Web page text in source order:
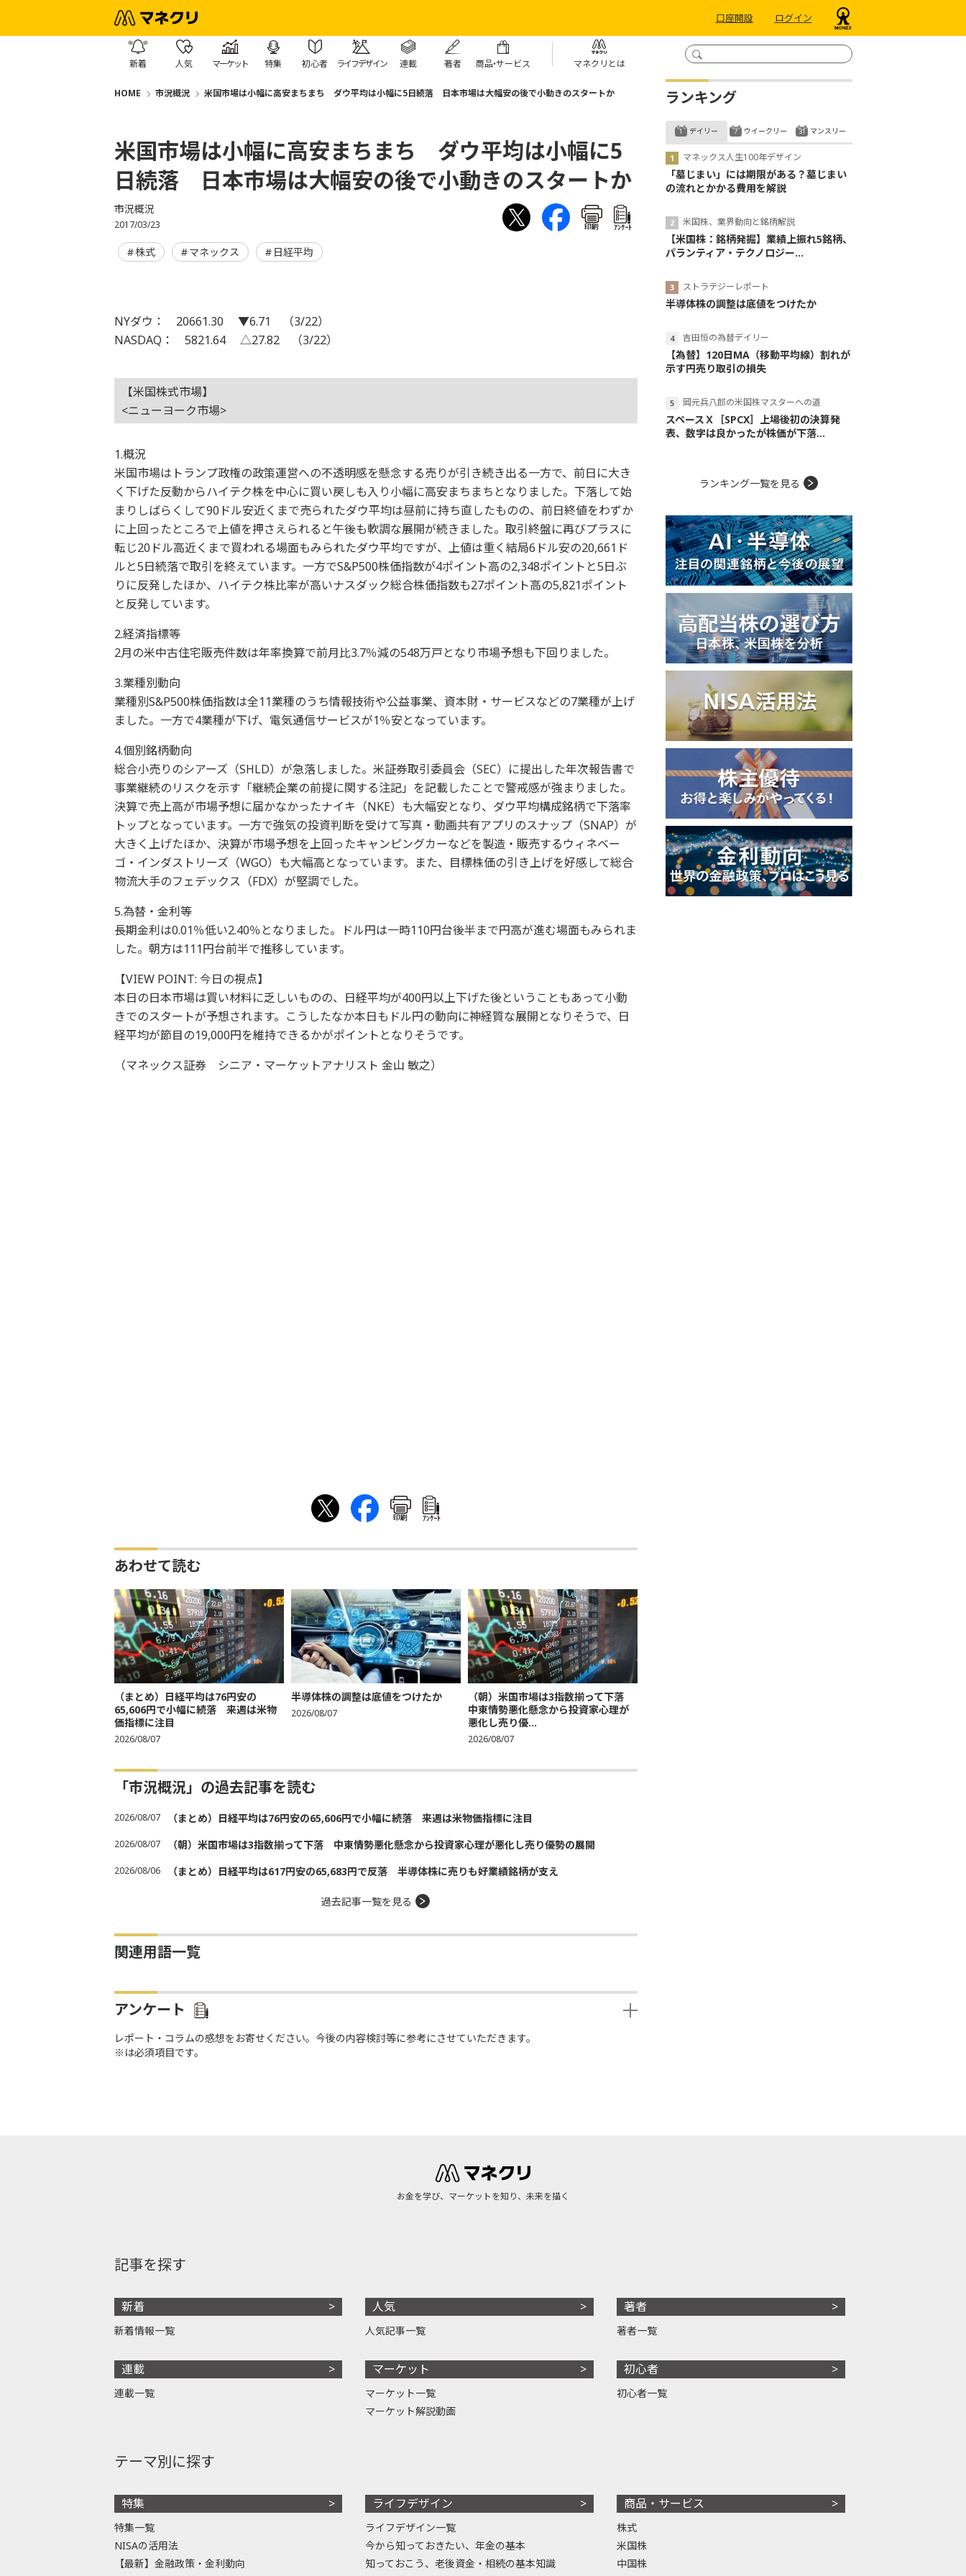
口座開設 ログイン
新着 人気 マーケット 特集 初心者 ライフデザイン 連載 著者 商品・サービス マネクリとは
HOME 市況概況 米国市場は小幅に高安まちまち ダウ平均は小幅に5日続落 日本市場は大幅安の後で小動きのスタートか
米国市場は小幅に高安まちまち ダウ平均は小幅に5
日続落 日本市場は大幅安の後で小動きのスタートか
市況概況
2017/03/23 印刷 ｱﾝｹｰﾄ
株式 マネックス 日経平均
NYダウ： 20661.30 ▼6.71 （3/22）
NASDAQ： 5821.64 △27.82 （3/22）
【米国株式市場】
<ニューヨーク市場>
1.概況
米国市場はトランプ政権の政策運営への不透明感を懸念する売りが引き続き出る一方で、前日に大き
く下げた反動からハイテク株を中心に買い戻しも入り小幅に高安まちまちとなりました。下落して始
まりしばらくして90ドル安近くまで売られたダウ平均は昼前に持ち直したものの、前日終値をわずか
に上回ったところで上値を押さえられると午後も軟調な展開が続きました。取引終盤に再びプラスに
転じ20ドル高近くまで買われる場面もみられたダウ平均ですが、上値は重く結局6ドル安の20,661ド
ルと5日続落で取引を終えています。一方でS&P500株価指数が4ポイント高の2,348ポイントと5日ぶ
りに反発したほか、ハイテク株比率が高いナスダック総合株価指数も27ポイント高の5,821ポイント
と反発しています。
2.経済指標等
2月の米中古住宅販売件数は年率換算で前月比3.7％減の548万戸となり市場予想も下回りました。
3.業種別動向
業種別S&P500株価指数は全11業種のうち情報技術や公益事業、資本財・サービスなどの7業種が上げ
ました。一方で4業種が下げ、電気通信サービスが1％安となっています。
4.個別銘柄動向
総合小売りのシアーズ（SHLD）が急落しました。米証券取引委員会（SEC）に提出した年次報告書で
事業継続のリスクを示す「継続企業の前提に関する注記」を記載したことで警戒感が強まりました。
決算で売上高が市場予想に届かなかったナイキ（NKE）も大幅安となり、ダウ平均構成銘柄で下落率
トップとなっています。一方で強気の投資判断を受けて写真・動画共有アプリのスナップ（SNAP）が
大きく上げたほか、決算が市場予想を上回ったキャンピングカーなどを製造・販売するウィネベー
ゴ・インダストリーズ（WGO）も大幅高となっています。また、目標株価の引き上げを好感して総合
物流大手のフェデックス（FDX）が堅調でした。
5.為替・金利等
長期金利は0.01％低い2.40％となりました。ドル円は一時110円台後半まで円高が進む場面もみられま
した。朝方は111円台前半で推移しています。
【VIEW POINT: 今日の視点】
本日の日本市場は買い材料に乏しいものの、日経平均が400円以上下げた後ということもあって小動
きでのスタートが予想されます。こうしたなか本日もドル円の動向に神経質な展開となりそうで、日
経平均が節目の19,000円を維持できるかがポイントとなりそうです。
（マネックス証券 シニア・マーケットアナリスト 金山 敏之）
印刷 ｱﾝｹｰﾄ
あわせて読む
（まとめ）日経平均は76円安の
65,606円で小幅に続落 来週は米物
価指標に注目
2026/08/07
半導体株の調整は底値をつけたか
2026/08/07
（朝）米国市場は3指数揃って下落
中東情勢悪化懸念から投資家心理が
悪化し売り優...
2026/08/07
「市況概況」の過去記事を読む
2026/08/07 （まとめ）日経平均は76円安の65,606円で小幅に続落 来週は米物価指標に注目
2026/08/07 （朝）米国市場は3指数揃って下落 中東情勢悪化懸念から投資家心理が悪化し売り優勢の展開
2026/08/06 （まとめ）日経平均は617円安の65,683円で反落 半導体株に売りも好業績銘柄が支え
過去記事一覧を見る
関連用語一覧
アンケート
レポート・コラムの感想をお寄せください。今後の内容検討等に参考にさせていただきます。
※は必須項目です。
ランキング
デイリー
マネックス人生100年デザイン
「墓じまい」には期限がある？墓じまい
の流れとかかる費用を解説
米国株、業界動向と銘柄解説
【米国株：銘柄発掘】業績上振れ5銘柄、
パランティア・テクノロジー...
ストラテジーレポート
半導体株の調整は底値をつけたか
吉田恒の為替デイリー
【為替】120日MA（移動平均線）割れが
示す円売り取引の損失
岡元兵八郎の米国株マスターへの道
スペースＸ［SPCX］上場後初の決算発
表、数字は良かったが株価が下落...
ウイークリー マンスリー
ランキング一覧を見る
お金を学び、マーケットを知り、未来を描く
記事を探す
新着
新着情報一覧
連載
連載一覧
人気
人気記事一覧
マーケット
マーケット一覧
マーケット解説動画
著者
著者一覧
初心者
初心者一覧
テーマ別に探す
特集
特集一覧
NISAの活用法
【最新】金融政策・金利動向
ライフデザイン
ライフデザイン一覧
今から知っておきたい、年金の基本
知っておこう、老後資金・相続の基本知識
商品・サービス
株式
米国株
中国株